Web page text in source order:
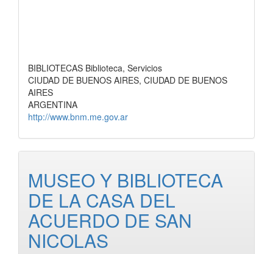
BIBLIOTECAS Biblioteca, Servicios
CIUDAD DE BUENOS AIRES, CIUDAD DE BUENOS
AIRES
ARGENTINA
http://www.bnm.me.gov.ar
MUSEO Y BIBLIOTECA
DE LA CASA DEL
ACUERDO DE SAN
NICOLAS